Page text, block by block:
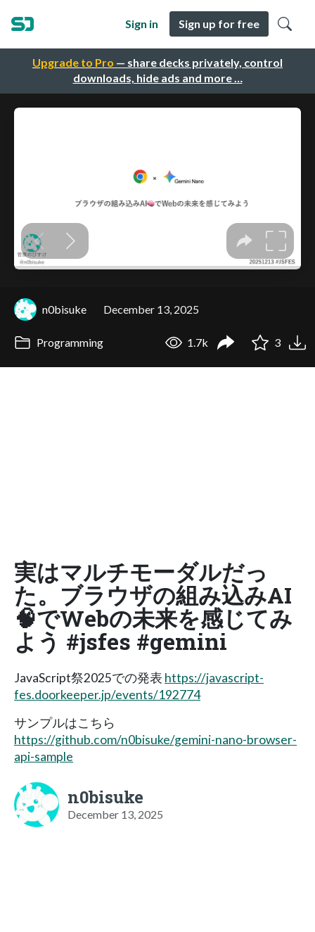
Upgrade to Pro — share decks privately, control
downloads, hide ads and more …
Sign in Sign up for free
n0bisuke December 13, 2025
Programming 1.7k 3
実はマルチモーダルだっ
た。ブラウザの組み込みAI
🧠でWebの未来を感じてみ
よう #jsfes #gemini
JavaScript祭2025での発表 https://javascript-
fes.doorkeeper.jp/events/192774
サンプルはこちら
https://github.com/n0bisuke/gemini-nano-browser-
api-sample
n0bisuke
December 13, 2025